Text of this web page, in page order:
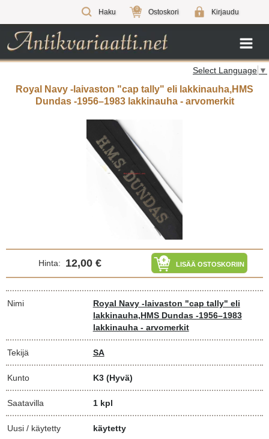
Haku 0 Ostoskori Kirjaudu
Select Language ▼
Royal Navy -laivaston "cap tally" eli lakkinauha,HMS
Dundas -1956–1983 lakkinauha - arvomerkit
Hinta: 12,00 € LISÄÄ OSTOSKORIIN
Nimi
Royal Navy -laivaston "cap tally" eli
lakkinauha,HMS Dundas -1956–1983
lakkinauha - arvomerkit
Tekijä SA
Kunto K3 (Hyvä)
Saatavilla 1 kpl
Uusi / käytetty käytetty